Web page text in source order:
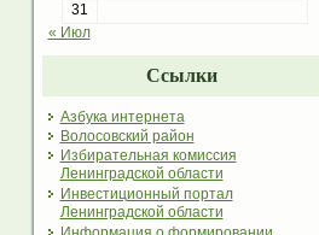
31
« Июл
Ссылки
Азбука интернета
Волосовский район
Избирательная комиссия
Ленинградской области
Инвестиционный портал
Ленинградской области